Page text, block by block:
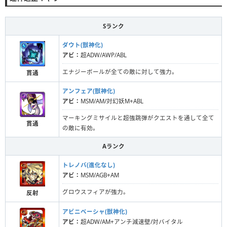
Sランク
貫通
ダウト(獣神化)
アビ： 超ADW/AWP/ABL
エナジーボールが全ての敵に対して強力。
貫通
アンフェア(獣神化)
アビ： MSM/AM/対幻妖M+ABL
マーキングミサイルと超強跳弾がクエストを通して全て
の敵に有効。
Aランク
反射
トレノバ(進化なし)
アビ： MSM/AGB+AM
グロウスフィアが強力。
アビニベーシャ(獣神化)
アビ： 超ADW/AM+アンチ減速壁/対バイタル